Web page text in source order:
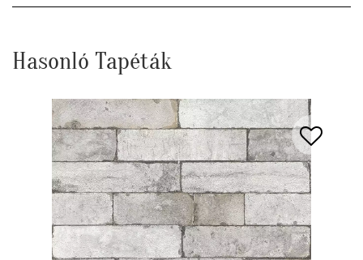
Hasonló Tapéták